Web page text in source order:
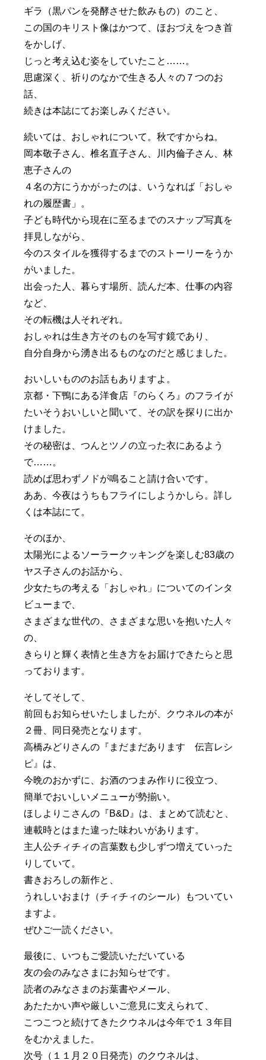
ギラ（黒パンを発酵させた飲みもの）のこと、
この国のキリスト像はかつて、ほおづえをつき首
をかしげ、
じっと考え込む姿をしていたこと……。
思慮深く、祈りのなかで生きる人々の７つのお
話、
続きは本誌にてお楽しみください。
続いては、おしゃれについて。秋ですからね。
岡本敬子さん、椎名直子さん、川内倫子さん、林
恵子さんの
４名の方にうかがったのは、いうなれば「おしゃ
れの履歴書」。
子ども時代から現在に至るまでのスナップ写真を
拝見しながら、
今のスタイルを獲得するまでのストーリーをうか
がいました。
出会った人、暮らす場所、読んだ本、仕事の内容
など、
その転機は人それぞれ。
おしゃれは生き方そのものを写す鏡であり、
自分自身から湧き出るものなのだと感じました。
おいしいもののお話もありますよ。
京都・下鴨にある洋食店『のらくろ』のフライが
たいそうおいしいと聞いて、その訳を探りに出か
けました。
その秘密は、つんとツノの立った衣にあるよう
で……。
読めば思わずノドが鳴ること請け合いです。
ああ、今夜はうちもフライにしようかしら。詳し
くは本誌にて。
そのほか、
太陽光によるソーラークッキングを楽しむ83歳の
ヤス子さんのお話から、
少女たちの考える「おしゃれ」についてのインタ
ビューまで、
さまざまな世代の、さまざまな思いを抱いた人々
の、
きらりと輝く表情と生き方をお届けできたらと思
っております。
そしてそして、
前回もお知らせいたしましたが、クウネルの本が
２冊、同日発売となります。
高橋みどりさんの『まだまだあります 伝言レシ
ピ』は、
今晩のおかずに、お酒のつまみ作りに役立つ、
簡単でおいしいメニューが勢揃い。
ほしよりこさんの『B&D』は、まとめて読むと、
連載時とはまた違った味わいがあります。
主人公チィチィの言葉数も少しずつ増えていった
りしていて。
書きおろしの新作と、
うれしいおまけ（チィチィのシール）もついてい
ますよ。
ぜひご一読ください。
最後に、いつもご愛読いただいている
友の会のみなさまにお知らせです。
読者のみなさまのお葉書やメール、
あたたかい声や厳しいご意見に支えられて、
こつこつと続けてきたクウネルは今年で１３年目
をむかえました。
次号（１１月２０日発売）のクウネルは、